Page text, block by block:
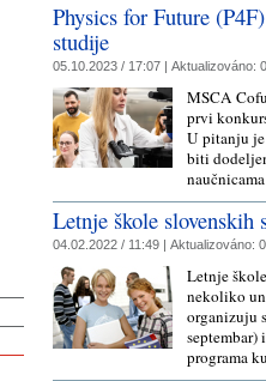
Physics for Future
studije
05.10.2023 / 17:07 | Aktualizováno:
MSCA
prvi
U pitanju
biti
Letnje škole
04.02.2022 / 11:49 | Aktualizováno:
Letnje
nekoliko
organizuju
septembar)
programa